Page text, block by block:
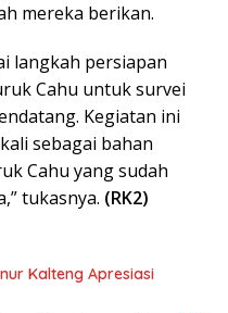
mereka berikan.
langkah persiapan
Cahu untuk survei
Kegiatan ini
sebagai bahan
Cahu yang sudah
tukasnya. (RK2)
Kalteng Apresiasi